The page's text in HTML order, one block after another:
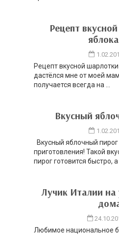
Рецепт
Рецепт вкусной
дастёлся мне от моей
получается всегда на ...
Вкусный
Вкусный яблочный
приготовления! Такой
пирог готовится быстро, а
Лучик Италии на
Любимое национальное